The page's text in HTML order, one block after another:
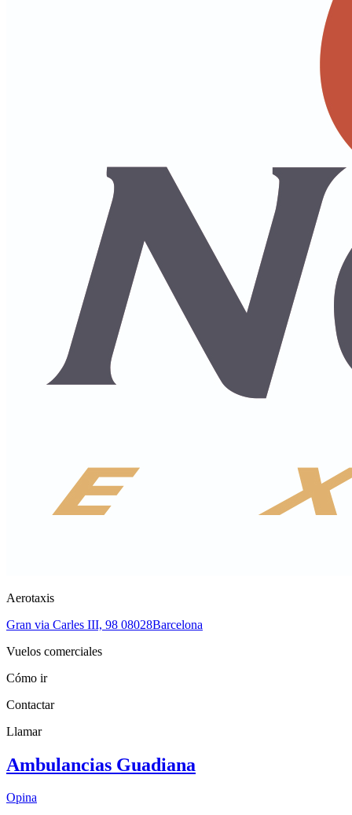
Aerotaxis
Gran via Carles III, 98 08028Barcelona
Vuelos comerciales
Cómo ir
Contactar
Llamar
Ambulancias Guadiana
Opina